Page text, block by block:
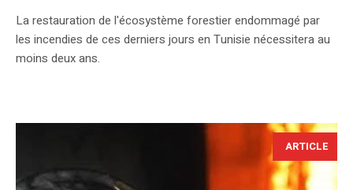
La restauration de l'écosystème forestier endommagé par
les incendies de ces derniers jours en Tunisie nécessitera au
moins deux ans.
ARTICLE